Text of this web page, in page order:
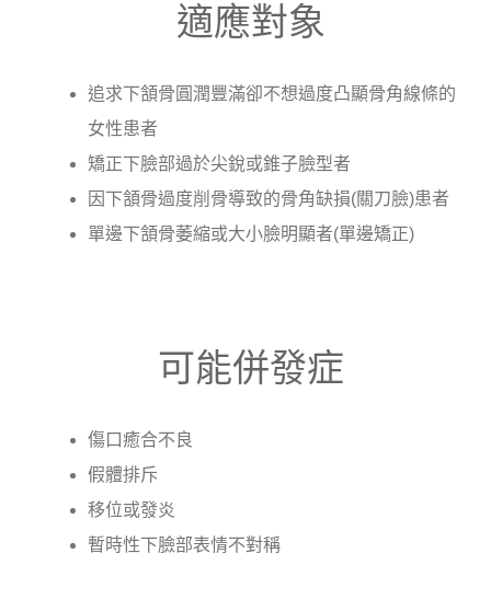
適應對象
追求下頷骨圓潤豐滿卻不想過度凸顯骨角線條的
女性患者
矯正下臉部過於尖銳或錐子臉型者
因下頷骨過度削骨導致的骨角缺損(關刀臉)患者
單邊下頷骨萎縮或大小臉明顯者(單邊矯正)
可能併發症
傷口癒合不良
假體排斥
移位或發炎
暫時性下臉部表情不對稱